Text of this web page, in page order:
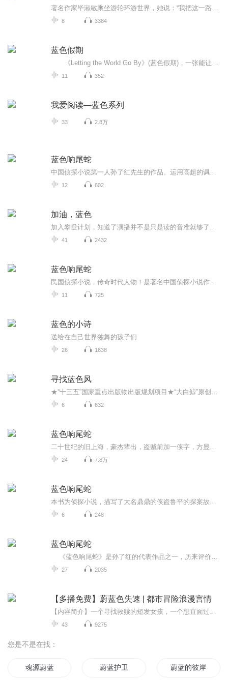
8 3384
蓝色假期
11 352
我爱阅读—蓝色系列
33 2.8万
蓝色响尾蛇
12 602
加油，蓝色
41 2432
蓝色响尾蛇
11 725
蓝色的小诗
送给在自己世界独舞的孩子们
26 1638
寻找蓝色风
6 632
蓝色响尾蛇
24 7.8万
蓝色响尾蛇
6 248
蓝色响尾蛇
27 2035
【多播免费】蔚蓝色失速 | 都市冒险浪漫言情
43 9275
您是不是在找：
魂源蔚蓝 蔚蓝护卫 蔚蓝的彼岸